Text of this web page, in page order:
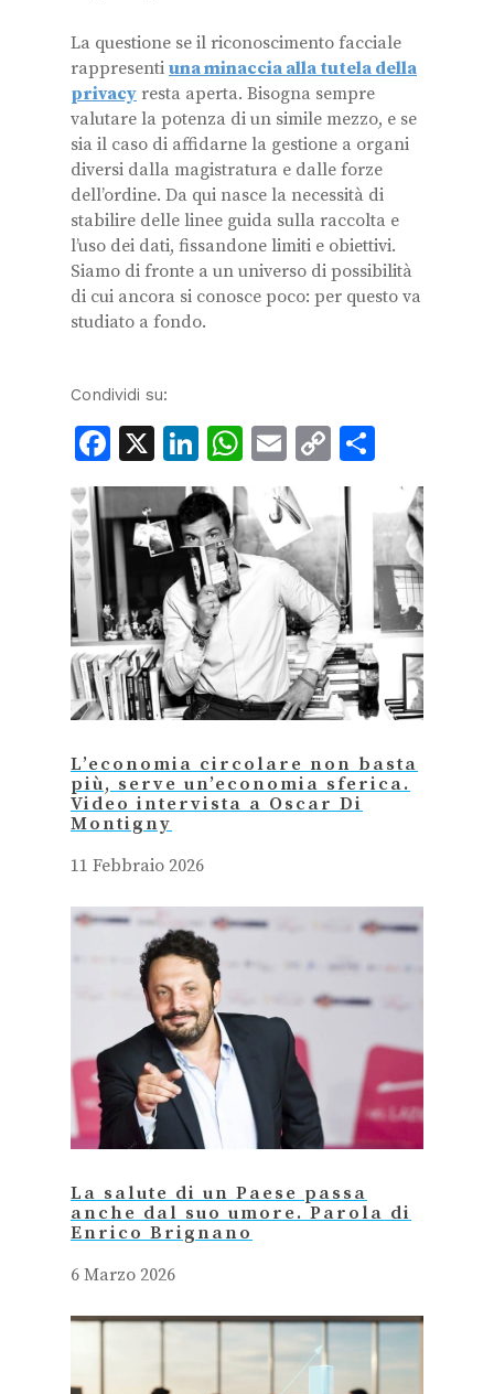
La questione se il riconoscimento facciale
rappresenti una minaccia alla tutela della
privacy resta aperta. Bisogna sempre
valutare la potenza di un simile mezzo, e se
sia il caso di affidarne la gestione a organi
diversi dalla magistratura e dalle forze
dell’ordine. Da qui nasce la necessità di
stabilire delle linee guida sulla raccolta e
l’uso dei dati, fissandone limiti e obiettivi.
Siamo di fronte a un universo di possibilità
di cui ancora si conosce poco: per questo va
studiato a fondo.
Condividi su:
Facebook
X LinkedIn
WhatsApp
Email
Copy
Link
L’economia circolare non basta
più, serve un’economia sferica.
Video intervista a Oscar Di
Montigny
11 Febbraio 2026
La salute di un Paese passa
anche dal suo umore. Parola di
Enrico Brignano
6 Marzo 2026